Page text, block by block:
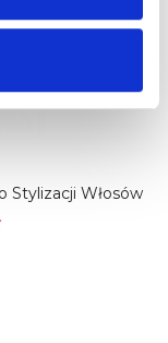
Stylizacji Włosów